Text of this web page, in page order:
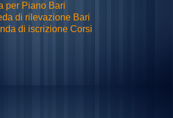
per Piano Bari
di rilevazione Bari
di iscrizione Corsi